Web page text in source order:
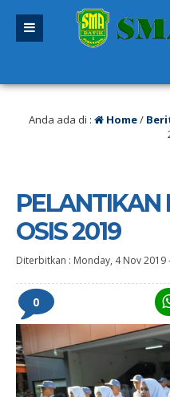
Anda ada di : Home/
PELANTIKAN
OSIS 2019
Diterbitkan : Monday, 4 Nov 2019
0